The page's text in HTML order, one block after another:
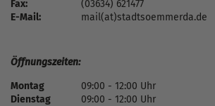
Fax:
(03634) 621477
E-Mail:
mail(at)stadtsoemmerda.de
Öffnungszeiten:
Montag
09:00 - 12:00 Uhr
Dienstag
09:00 - 12:00 Uhr